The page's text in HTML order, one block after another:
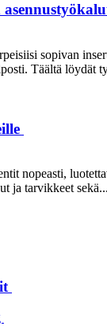
sopivan
Täältä löydät
nopeasti,
ja tarvikkeet sekä...